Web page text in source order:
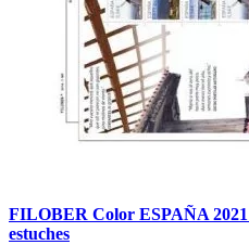
FILOBER Color ESPAÑA
estuches